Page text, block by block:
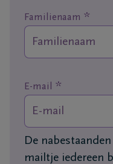
vragen
voor je
24u/24
Familienaam *
E-mail *
De
mailtje iedereen